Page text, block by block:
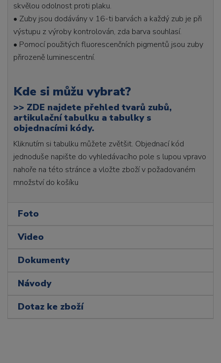
skvělou odolnost proti plaku.
• Zuby jsou dodávány v 16-ti barvách a každý zub je při
výstupu z výroby kontrolován, zda barva souhlasí.
• Pomocí použitých fluorescenčních pigmentů jsou zuby
přirozeně luminescentní.
Kde si můžu vybrat?
>> ZDE najdete přehled tvarů zubů,
artikulační tabulku a tabulky s
objednacími kódy.
Kliknutím si tabulku můžete zvětšit. Objednací kód
jednoduše napište do vyhledávacího pole s lupou vpravo
nahoře na této stránce a vložte zboží v požadovaném
množství do košíku
Foto
Video
Dokumenty
Návody
Dotaz ke zboží